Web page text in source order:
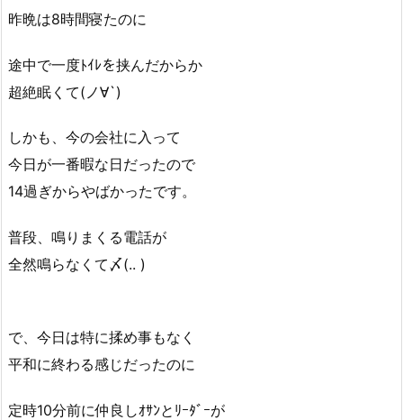
昨晩は8時間寝たのに
途中で一度ﾄｲﾚを挟んだからか
超絶眠くて(ノ∀`)
しかも、今の会社に入って
今日が一番暇な日だったので
14過ぎからやばかったです。
普段、鳴りまくる電話が
全然鳴らなくて〆(.. )
で、今日は特に揉め事もなく
平和に終わる感じだったのに
定時10分前に仲良しｵｻﾝとﾘｰﾀﾞｰが